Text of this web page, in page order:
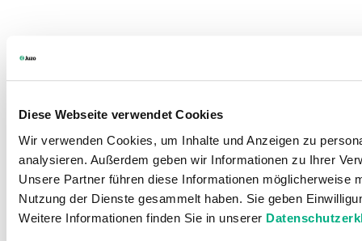
Diese Webseite verwendet Cookies
Wir verwenden Cookies, um Inhalte und Anzeigen zu
analysieren. Außerdem geben wir Informationen zu Ihrer
Unsere Partner führen diese Informationen möglicherweise
Nutzung der Dienste gesammelt haben. Sie geben
Weitere Informationen finden Sie in unserer